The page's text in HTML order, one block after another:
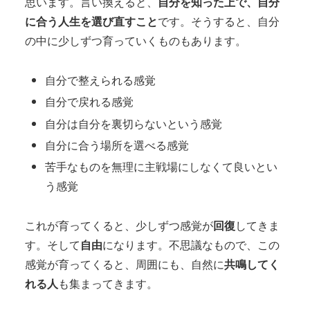
に合う人生を選び直すことです。そうすると、自分
の中に少しずつ育っていくものもあります。
自分で整えられる感覚
自分で戻れる感覚
自分は自分を裏切らないという感覚
自分に合う場所を選べる感覚
苦手なものを無理に主戦場にしなくて良いとい
う感覚
これが育ってくると、少しずつ感覚が回復してきま
す。そして自由になります。不思議なもので、この
感覚が育ってくると、周囲にも、自然に共鳴してく
れる人も集まってきます。